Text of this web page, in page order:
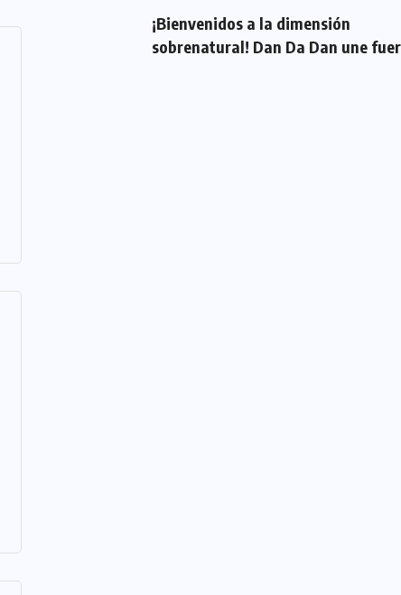
¡Bienvenidos a la dimensión
sobrenatural! Dan Da Dan une